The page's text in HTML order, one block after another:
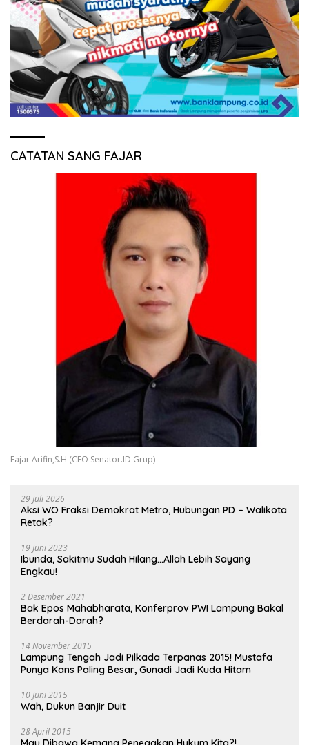
CATATAN SANG FAJAR
Fajar Arifin,S.H (CEO Senator.ID Grup)
29 Juli 2026
Aksi WO Fraksi Demokrat Metro, Hubungan PD – Walikota
Retak?
19 Juni 2023
Ibunda, Sakitmu Sudah Hilang…Allah Lebih Sayang
Engkau!
2 Desember 2021
Bak Epos Mahabharata, Konferprov PWI Lampung Bakal
Berdarah-Darah?
14 November 2015
Lampung Tengah Jadi Pilkada Terpanas 2015! Mustafa
Punya Kans Paling Besar, Gunadi Jadi Kuda Hitam
10 Juni 2015
Wah, Dukun Banjir Duit
28 April 2015